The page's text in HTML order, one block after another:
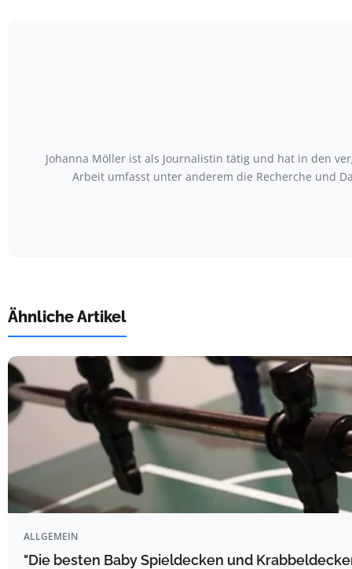
Johanna Möller ist als Journalistin tätig und hat in den
Arbeit umfasst unter anderem die Recherche und
Ähnliche Artikel
ALLGEMEIN
"Die besten Baby Spieldecken und